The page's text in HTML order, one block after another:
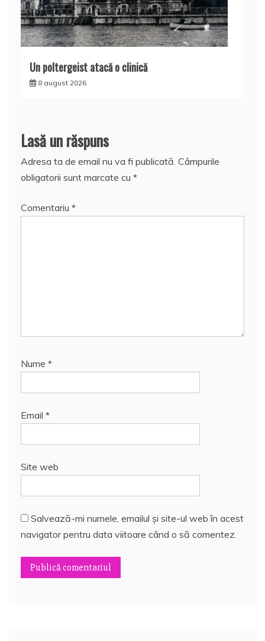
Un poltergeist atacă o clinică
8 august 2026
Lasă un răspuns
Adresa ta de email nu va fi publicată. Câmpurile
obligatorii sunt marcate cu *
Comentariu *
Nume *
Email *
Site web
Salvează-mi numele, emailul și site-ul web în acest
navigator pentru data viitoare când o să comentez.